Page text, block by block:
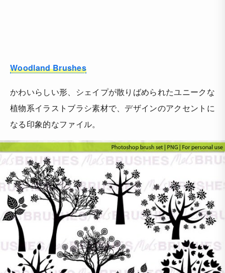
Woodland Brushes
かわいらしい形、シェイプが散りばめられたユニークな
植物系イラストブラシ素材で、デザインのアクセントに
なる印象的なファイル。